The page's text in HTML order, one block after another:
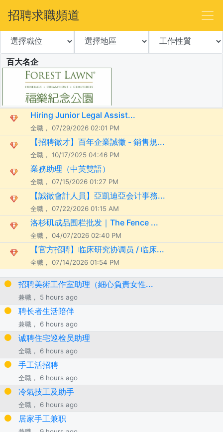
招聘求職頻道
百大名企
Hiring Junior Legal Assist...
全職， 07/29/2026 02:01 PM
【招聘徵才】百年企業誠徵 - 銷售規...
全職， 10/17/2025 04:46 PM
業務助理（中英雙語）
全職， 07/15/2026 01:27 PM
【誠徵會計人員】亞凱迪亞会计事務...
全職， 07/22/2026 01:15 AM
洛杉矶成品围栏批发｜The Fence ...
全職， 04/07/2026 02:40 PM
【官方招聘】临床研究协调员 / 临床...
全職， 07/14/2026 01:54 PM
招聘美術工作室助理（細心負責女性...
兼職， 5 hours ago
聘长者生活陪伴
兼職， 6 hours ago
诚聘住宅巡检员助理
全職， 6 hours ago
手工活招聘
全職， 6 hours ago
冷氣技工及助手
全職， 6 hours ago
居家手工兼职